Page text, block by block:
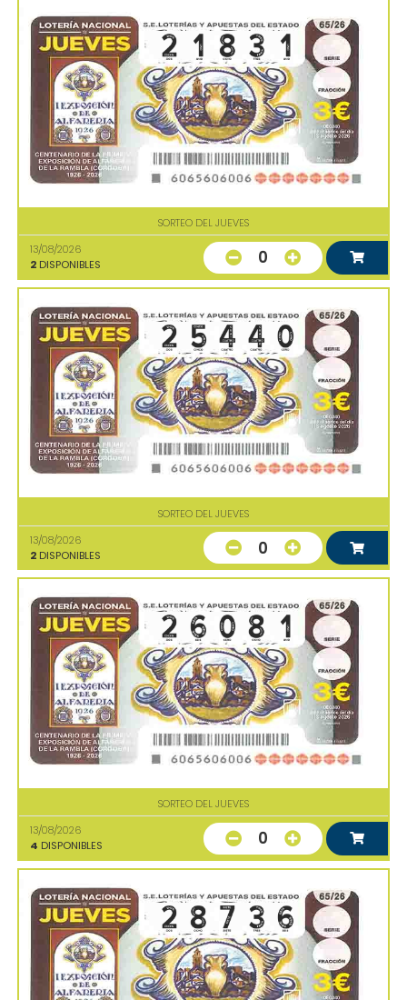
SORTEO DEL JUEVES
13/08/2026
2 DISPONIBLES 0
SORTEO DEL JUEVES
13/08/2026
2 DISPONIBLES 0
SORTEO DEL JUEVES
13/08/2026
4 DISPONIBLES 0